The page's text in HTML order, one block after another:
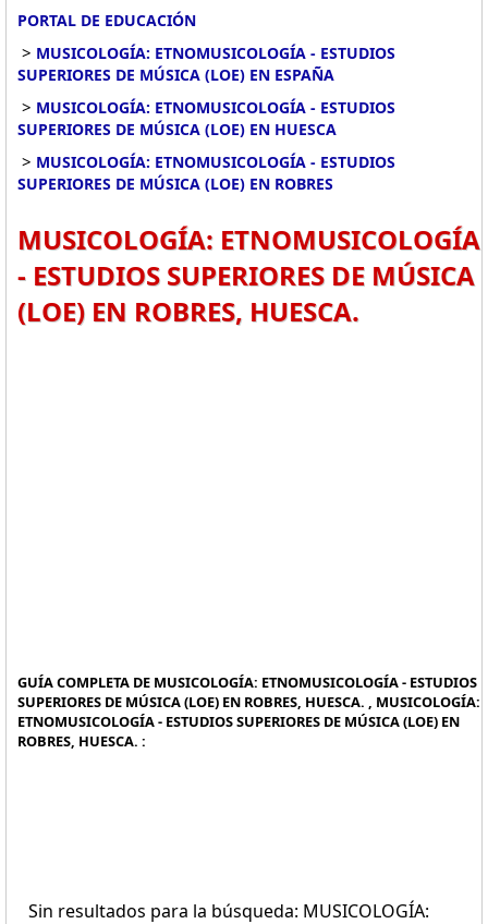
PORTAL DE EDUCACIÓN
> MUSICOLOGÍA: ETNOMUSICOLOGÍA - ESTUDIOS
SUPERIORES DE MÚSICA (LOE) EN ESPAÑA
> MUSICOLOGÍA: ETNOMUSICOLOGÍA - ESTUDIOS
SUPERIORES DE MÚSICA (LOE) EN HUESCA
> MUSICOLOGÍA: ETNOMUSICOLOGÍA - ESTUDIOS
SUPERIORES DE MÚSICA (LOE) EN ROBRES
MUSICOLOGÍA: ETNOMUSICOLOGÍA
- ESTUDIOS SUPERIORES DE MÚSICA
(LOE) EN ROBRES, HUESCA.
GUÍA COMPLETA DE MUSICOLOGÍA: ETNOMUSICOLOGÍA - ESTUDIOS
SUPERIORES DE MÚSICA (LOE) EN ROBRES, HUESCA. , MUSICOLOGÍA:
ETNOMUSICOLOGÍA - ESTUDIOS SUPERIORES DE MÚSICA (LOE) EN
ROBRES, HUESCA. :
Sin resultados para la búsqueda: MUSICOLOGÍA: